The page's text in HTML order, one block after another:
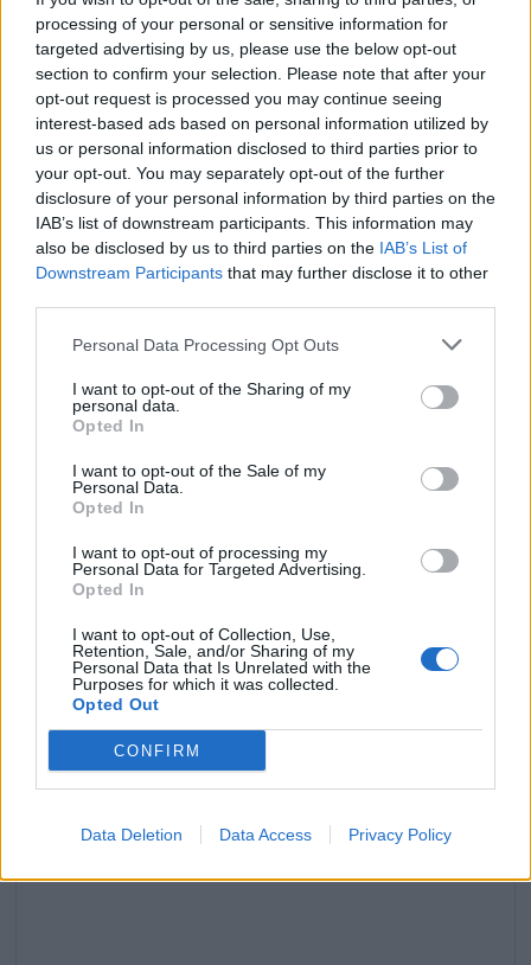
processing of your personal or sensitive information for
targeted advertising by us, please use the below opt-out
section to confirm your selection. Please note that after your
opt-out request is processed you may continue seeing
interest-based ads based on personal information utilized by
us or personal information disclosed to third parties prior to
your opt-out. You may separately opt-out of the further
disclosure of your personal information by third parties on the
IAB’s list of downstream participants. This information may
also be disclosed by us to third parties on the IAB’s List of
Downstream Participants that may further disclose it to other
Personal Data Processing Opt Outs
I want to opt-out of the Sharing of my
personal data.
Opted In
I want to opt-out of the Sale of my
Personal Data.
Opted In
I want to opt-out of processing my
Personal Data for Targeted Advertising.
Opted In
I want to opt-out of Collection, Use,
Retention, Sale, and/or Sharing of my
Personal Data that Is Unrelated with the
Purposes for which it was collected.
Opted Out
CONFIRM
Data Deletion Data Access Privacy Policy
12 novembre 2024
Éric Dupond-Moretti condamné : pourquoi l’ex-
ministre va devoir payer 500 euros
26 juin 2026
Laisser un commentaire
Votre adresse e-mail ne sera pas publiée.Les champs
obligatoires sont indiqués avec*
COMMENTAIRE*